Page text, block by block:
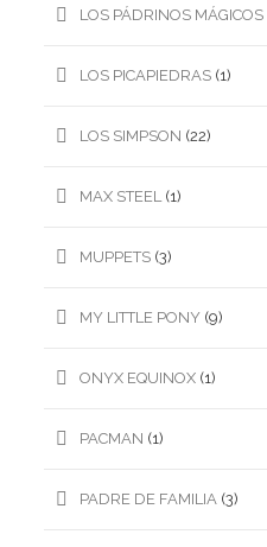
LOS PÁDRINOS MÁGICOS
LOS PICAPIEDRAS (1)
LOS SIMPSON (22)
MAX STEEL (1)
MUPPETS (3)
MY LITTLE PONY (9)
ONYX EQUINOX (1)
PACMAN (1)
PADRE DE FAMILIA (3)